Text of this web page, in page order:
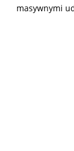
masywnymi